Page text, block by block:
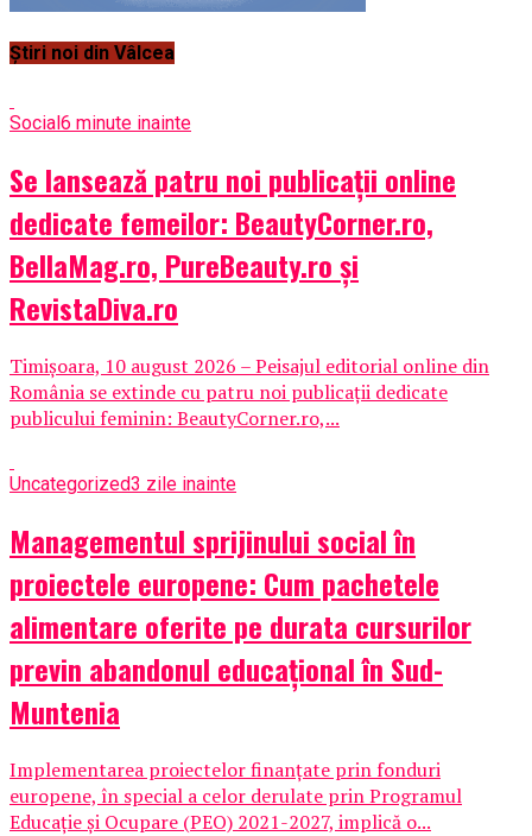
Știri noi din Vâlcea
Social6 minute inainte
Se lansează patru noi publicații online
dedicate femeilor: BeautyCorner.ro,
BellaMag.ro, PureBeauty.ro și
RevistaDiva.ro
Timișoara, 10 august 2026 – Peisajul editorial online din
România se extinde cu patru noi publicații dedicate
publicului feminin: BeautyCorner.ro,...
Uncategorized3 zile inainte
Managementul sprijinului social în
proiectele europene: Cum pachetele
alimentare oferite pe durata cursurilor
previn abandonul educațional în Sud-
Muntenia
Implementarea proiectelor finanțate prin fonduri
europene, în special a celor derulate prin Programul
Educație și Ocupare (PEO) 2021-2027, implică o...